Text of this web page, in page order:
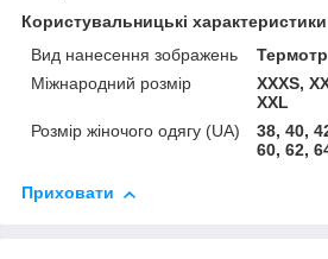
Користувальницькі характеристики
Вид нанесення зображень
Міжнародний розмір
XXXS,
XXL
Розмір жіночого одягу (UA)
38, 40,
60, 62,
Приховати